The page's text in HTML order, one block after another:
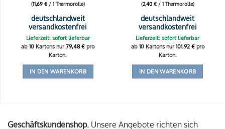
(11,69 €/ 1 Thermorolle)
deutschlandweit
versandkostenfrei
Lieferzeit: sofort lieferbar
ab 10 Kartons nur79,48€ pro
Karton.
IN DEN WARENKORB
(2,40 €/ 1 Thermorolle)
deutschlandweit
versandkostenfrei
Lieferzeit: sofort lieferbar
ab 10 Kartons nur101,92 €pro
Karton.
IN DEN WARENKORB
Geschäftskundenshop. Unsere Angebote richten sich